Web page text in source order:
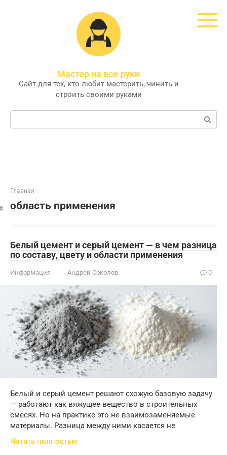
Мастер на все руки
Сайт для тех, кто любит мастерить, чинить и
строить своими руками
Поиск:
Главная
область применения
Белый цемент и серый цемент — в чем разница
по составу, цвету и области применения
Информация Андрей Соколов 0
Белый и серый цемент решают схожую базовую задачу
— работают как вяжущее вещество в строительных
смесях. Но на практике это не взаимозаменяемые
материалы. Разница между ними касается не
Читать полностью